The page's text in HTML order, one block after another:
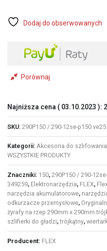
290mm
trójkątny
Dodaj do obserwowanych
Porównaj
Najniższa cena ( 03.10.2023 ):
SKU: 290P150 / 290-12se-p150
Kategorii: Akcesoria do
WSZYSTKIE PRODUKTY
Znaczniki: 150, 290P150 / 290-
349259, Elektronarzędzia, FLEX,
narzędzia akumulatorowe,
odkurzacze przemysłowe,
żyrafy na rzep 290mm x 290mm
szlifierki do gładzi,trójkątny,
Producent: FLEX